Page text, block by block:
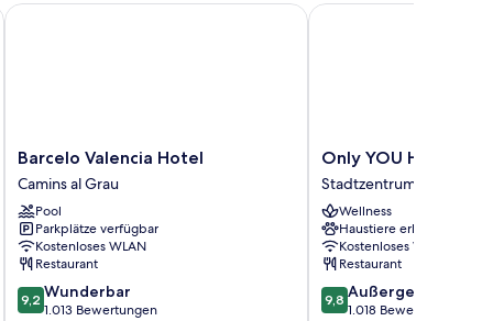
Barcelo
Valencia
Hotel
Camins
al
Grau
Barcelo Valencia Hotel
Camins al Grau
Pool
Parkplätze verfügbar
Kostenloses WLAN
Restaurant
9.2
von
9,2 Wunderbar
1.013 Bewertungen
Barcelo Valencia Hotel
Only
YOU
Hotel
Valencia
Stadtzentrum
von
Valencia
Only YOU Hotel
Stadtzentrum von
Wellness
Haustiere erlaubt
Kostenloses WLAN
Restaurant
9.8
von
9,8 Außergewöhnlich
1.018 Bewertungen
Only YOU Hotel